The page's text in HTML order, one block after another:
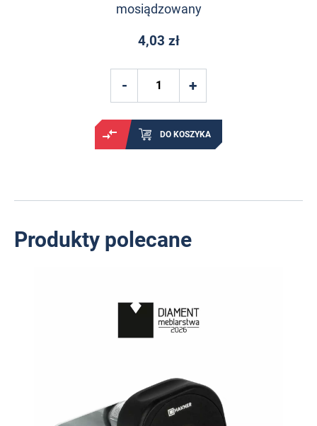
mosiądzowany
4,03 zł
DO KOSZYKA
Produkty polecane